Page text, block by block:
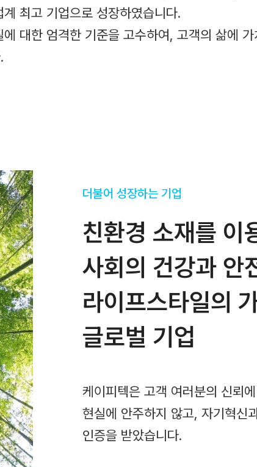
최고 기업으로 성장하였습니다.
대한 엄격한 기준을 고수하여, 고객의 삶에
더불어 성장하는 기업
친환경 소재를 이
사회의 건강과 안
라이프스타일의
글로벌 기업
케이피텍은 고객 여러분의 신뢰
현실에 안주하지 않고, 자기혁신
인증을 받았습니다.